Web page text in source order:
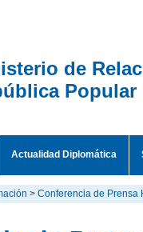
de
Popular
Actualidad Diplomática
> Conferencia de Prensa